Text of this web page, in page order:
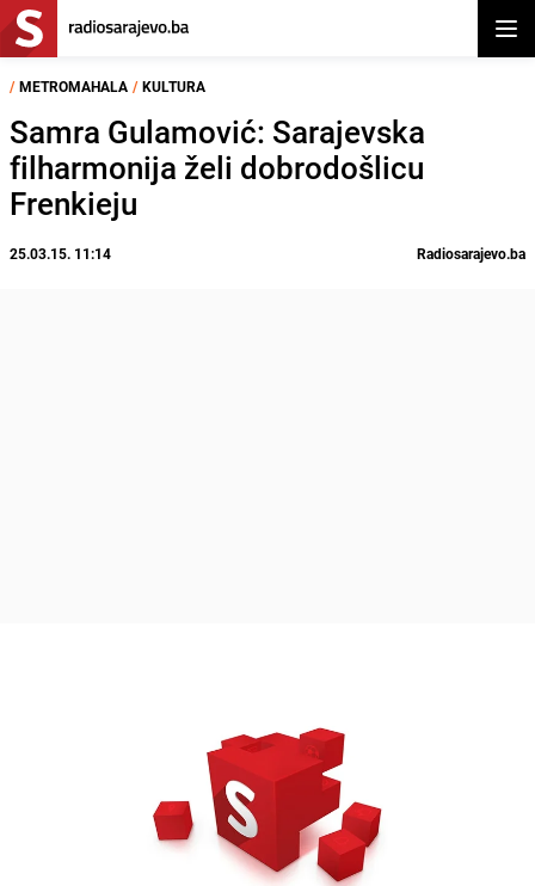
/ METROMAHALA / KULTURA
Samra Gulamović: Sarajevska
filharmonija želi dobrodošlicu
Frenkieju
25.03.15. 11:14 Radiosarajevo.ba